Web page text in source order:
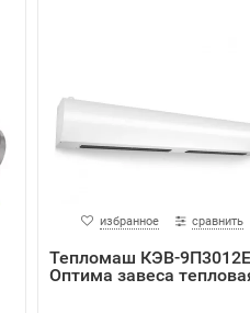
избранное сравнить
Тепломаш КЭВ-9П3012E
Оптима завеса